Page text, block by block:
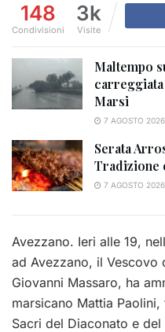
148
Condivisioni
3k
Visite
Maltempo
Marsi
7 AGOSTO 2026
Serata
Tradizione
7 AGOSTO 2026
Avezzano. Ieri alle 19,
ad Avezzano, il Vescovo
Giovanni Massaro, ha
marsicano Mattia
Sacri del Diaconato e